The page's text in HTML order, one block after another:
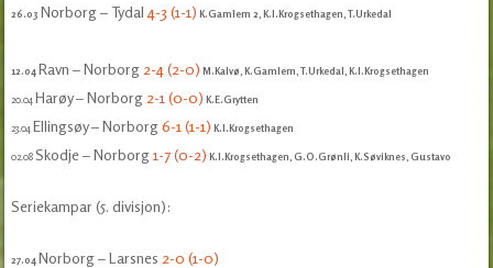
26.03 Norborg – Tydal4-3 (1-1) K.Gamlem 2, K.I.Krogsethagen, T.Urkedal
12.04 Ravn – Norborg 2-4 (2-0) M.Kalvø, K.Gamlem, T.Urkedal, K.I.Krogsethagen
20.04 Harøy – Norborg 2-1 (0-0) K.E.Grytten
23.04 Ellingsøy – Norborg6-1 (1-1) K.I.Krogsethagen
02.08Skodje – Norborg1-7 (0-2) K.I.Krogsethagen, G.O.Grønli, K.Søviknes, Gustavo
Seriekampar (5. divisjon):
27.04 Norborg – Larsnes 2-0 (1-0)